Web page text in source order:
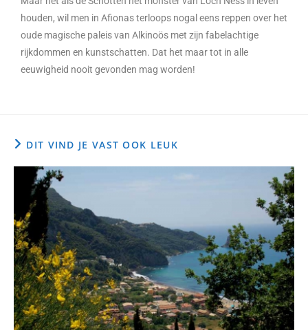
houden, wil men in Afionas terloops nogal eens reppen over het
oude magische paleis van Alkinoös met zijn fabelachtige
rijkdommen en kunstschatten. Dat het maar tot in alle
eeuwigheid nooit gevonden mag worden!
DIT VIND JE VAST OOK LEUK